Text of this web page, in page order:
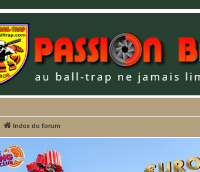
Index du forum